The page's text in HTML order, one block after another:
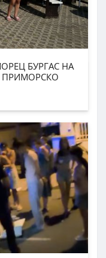
БУРГАС НА
ПРИМОРСКО